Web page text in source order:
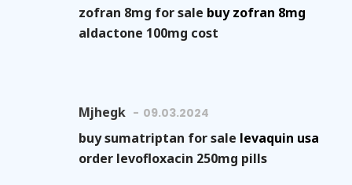
zofran 8mg for sale buy zofran 8mg
aldactone 100mg cost
Mjhegk 09.03.2024
buy sumatriptan for sale levaquin usa
order levofloxacin 250mg pills